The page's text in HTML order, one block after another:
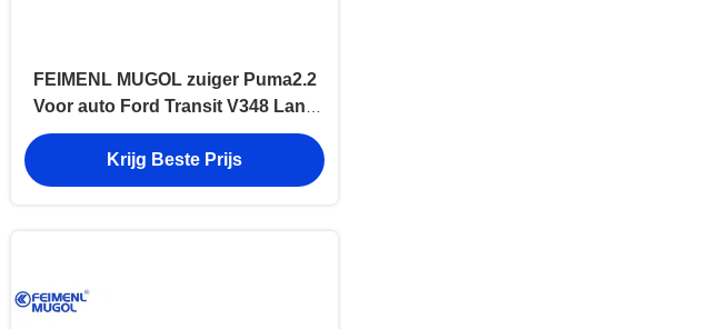
FEIMENL MUGOL zuiger Puma2.2
Voor auto Ford Transit V348 Land
Rover, onderdelen van motoren
Krijg Beste Prijs